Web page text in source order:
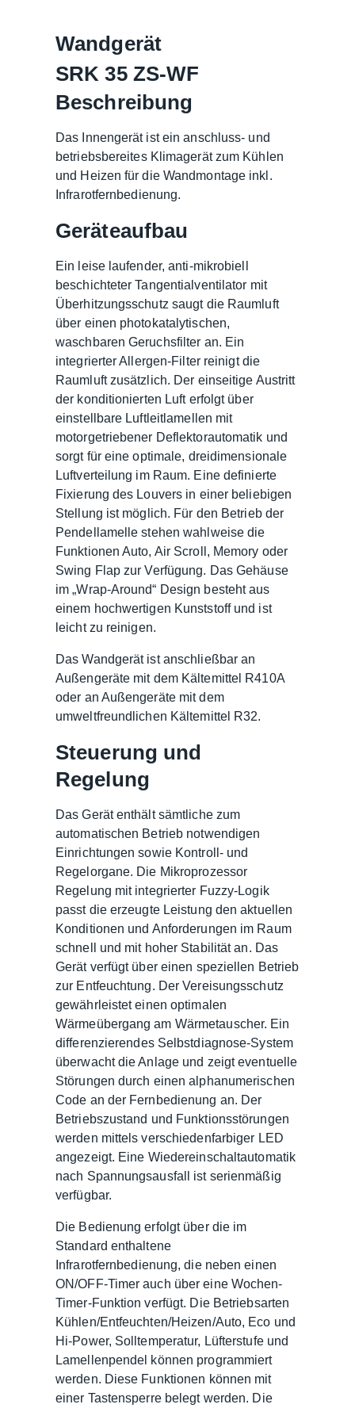
Wandgerät
SRK 35 ZS-WF
Beschreibung
Das Innengerät ist ein anschluss- und
betriebsbereites Klimagerät zum Kühlen
und Heizen für die Wandmontage inkl.
Infrarotfernbedienung.
Geräteaufbau
Ein leise laufender, anti-mikrobiell
beschichteter Tangentialventilator mit
Überhitzungsschutz saugt die Raumluft
über einen photokatalytischen,
waschbaren Geruchsfilter an. Ein
integrierter Allergen-Filter reinigt die
Raumluft zusätzlich. Der einseitige Austritt
der konditionierten Luft erfolgt über
einstellbare Luftleitlamellen mit
motorgetriebener Deflektorautomatik und
sorgt für eine optimale, dreidimensionale
Luftverteilung im Raum. Eine definierte
Fixierung des Louvers in einer beliebigen
Stellung ist möglich. Für den Betrieb der
Pendellamelle stehen wahlweise die
Funktionen Auto, Air Scroll, Memory oder
Swing Flap zur Verfügung. Das Gehäuse
im „Wrap-Around“ Design besteht aus
einem hochwertigen Kunststoff und ist
leicht zu reinigen.
Das Wandgerät ist anschließbar an
Außengeräte mit dem Kältemittel R410A
oder an Außengeräte mit dem
umweltfreundlichen Kältemittel R32.
Steuerung und
Regelung
Das Gerät enthält sämtliche zum
automatischen Betrieb notwendigen
Einrichtungen sowie Kontroll- und
Regelorgane. Die Mikroprozessor
Regelung mit integrierter Fuzzy-Logik
passt die erzeugte Leistung den aktuellen
Konditionen und Anforderungen im Raum
schnell und mit hoher Stabilität an. Das
Gerät verfügt über einen speziellen Betrieb
zur Entfeuchtung. Der Vereisungsschutz
gewährleistet einen optimalen
Wärmeübergang am Wärmetauscher. Ein
differenzierendes Selbstdiagnose-System
überwacht die Anlage und zeigt eventuelle
Störungen durch einen alphanumerischen
Code an der Fernbedienung an. Der
Betriebszustand und Funktionsstörungen
werden mittels verschiedenfarbiger LED
angezeigt. Eine Wiedereinschaltautomatik
nach Spannungsausfall ist serienmäßig
verfügbar.
Die Bedienung erfolgt über die im
Standard enthaltene
Infrarotfernbedienung, die neben einen
ON/OFF-Timer auch über eine Wochen-
Timer-Funktion verfügt. Die Betriebsarten
Kühlen/Entfeuchten/Heizen/Auto, Eco und
Hi-Power, Solltemperatur, Lüfterstufe und
Lamellenpendel können programmiert
werden. Diese Funktionen können mit
einer Tastensperre belegt werden. Die